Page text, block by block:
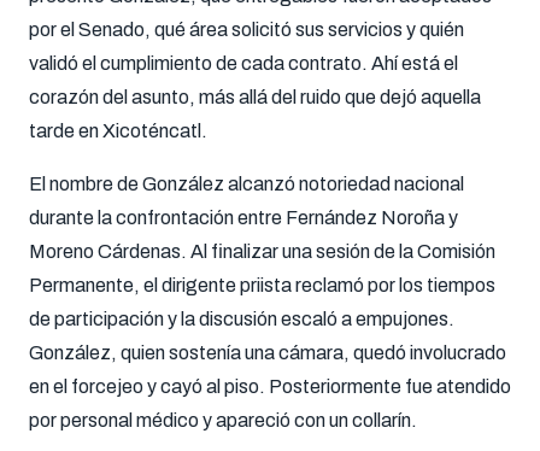
por el Senado, qué área solicitó sus servicios y quién
validó el cumplimiento de cada contrato. Ahí está el
corazón del asunto, más allá del ruido que dejó aquella
tarde en Xicoténcatl.
El nombre de González alcanzó notoriedad nacional
durante la confrontación entre Fernández Noroña y
Moreno Cárdenas. Al finalizar una sesión de la Comisión
Permanente, el dirigente priista reclamó por los tiempos
de participación y la discusión escaló a empujones.
González, quien sostenía una cámara, quedó involucrado
en el forcejeo y cayó al piso. Posteriormente fue atendido
por personal médico y apareció con un collarín.